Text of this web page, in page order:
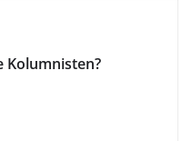
Kolumnisten?